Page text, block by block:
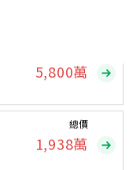
總價
1,938萬